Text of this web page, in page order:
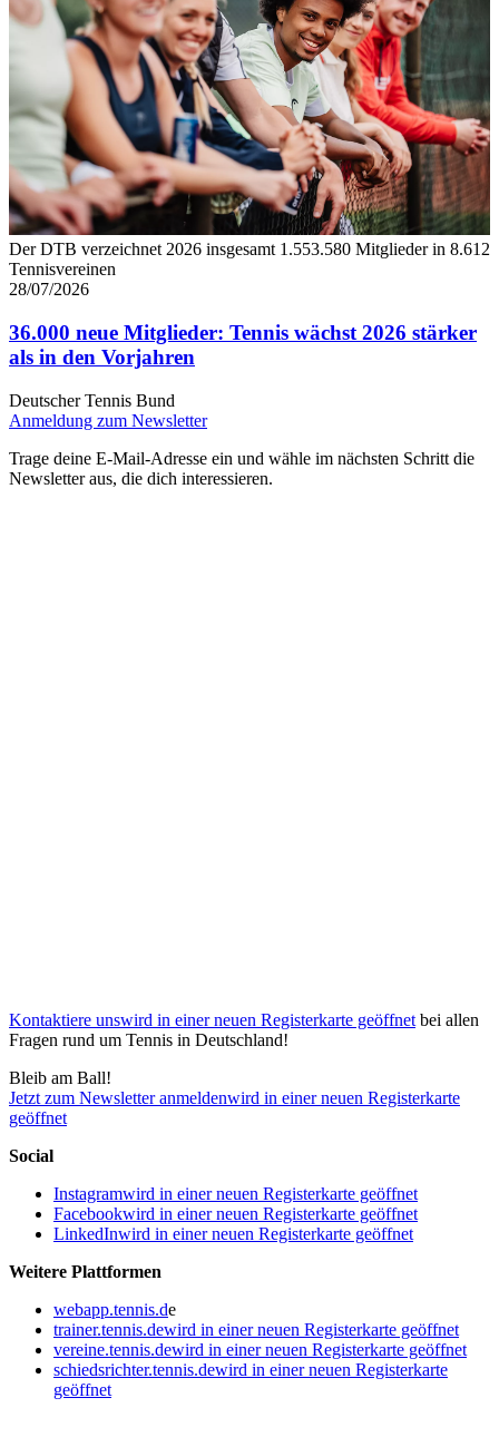
Der DTB verzeichnet 2026 insgesamt 1.553.580 Mitglieder in 8.612
Tennisvereinen
28/07/2026
36.000 neue Mitglieder: Tennis wächst 2026 stärker
als in den Vorjahren
Deutscher Tennis Bund
Anmeldung zum Newsletter
Trage deine E-Mail-Adresse ein und wähle im nächsten Schritt die
Newsletter aus, die dich interessieren.
Kontaktiere unswird in einer neuen Registerkarte geöffnet bei allen
Fragen rund um Tennis in Deutschland!
Bleib am Ball!
Jetzt zum Newsletter anmeldenwird in einer neuen Registerkarte
geöffnet
Social
Instagramwird in einer neuen Registerkarte geöffnet
Facebookwird in einer neuen Registerkarte geöffnet
LinkedInwird in einer neuen Registerkarte geöffnet
Weitere Plattformen
webapp.tennis.de
trainer.tennis.dewird in einer neuen Registerkarte geöffnet
vereine.tennis.dewird in einer neuen Registerkarte geöffnet
schiedsrichter.tennis.dewird in einer neuen Registerkarte
geöffnet